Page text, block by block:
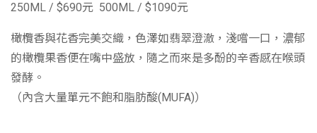
250ML / $690元 500ML / $1090元
橄欖香與花香完美交織，色澤如翡翠澄澈，淺嚐一口，濃郁
的橄欖果香便在嘴中盛放，隨之而來是多酚的辛香感在喉頭
發酵。
（內含大量單元不飽和脂肪酸(MUFA)）